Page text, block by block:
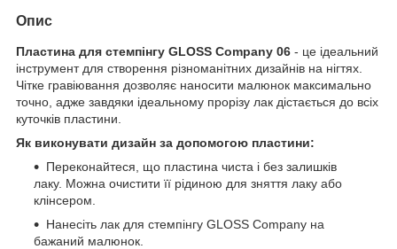
Опис
Пластина для стемпінгу GLOSS Company 06 - це ідеальний
інструмент для створення різноманітних дизайнів на нігтях.
Чітке гравіювання дозволяє наносити малюнок максимально
точно, адже завдяки ідеальному прорізу лак дістається до всіх
куточків пластини.
Як виконувати дизайн за допомогою пластини:
Переконайтеся, що пластина чиста і без залишків
лаку. Можна очистити її рідиною для зняття лаку або
клінсером.
Нанесіть лак для стемпінгу GLOSS Company на
бажаний малюнок.